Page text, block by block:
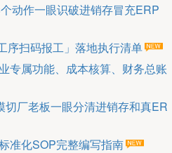
动作一眼识破进销存冒充ERP
序扫码报工」落地执行清单
专属功能、成本核算、财务总账
切厂老板一眼分清进销存和真ER
准化SOP完整编写指南